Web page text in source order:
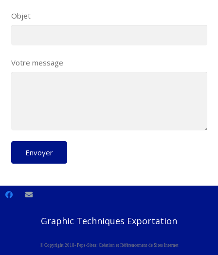
Objet
Votre message
Graphic Techniques Exportation
© Copyright 2018- Peps-Sites: Création et Référencement de Sites Internet